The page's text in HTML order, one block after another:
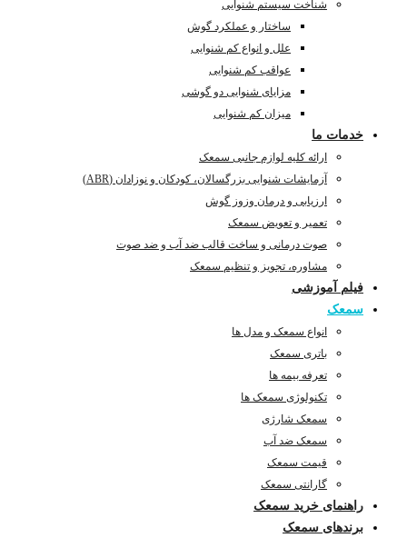
شناخت سیستم شنوایی
ساختار و عملکرد گوش
علل و انواع کم شنوایی
عواقب کم شنوایی
مزایای شنوایی دو گوشی
میزان کم شنوایی
خدمات ما
ارائه کلیه لوازم جانبی سمعک
آزمایشات شنوایی بزرگسالان، کودکان و نوزادان (ABR)
ارزیابی و درمان وزوز گوش
تعمیر و تعویض سمعک
صوت درمانی و ساخت قالب ضد آب و ضد صوت
مشاوره، تجویز و تنظیم سمعک
فیلم آموزشی
سمعک
انواع سمعک و مدل ها
باتری سمعک
تعرفه بیمه ها
تکنولوژی سمعک ها
سمعک شارژی
سمعک ضد آب
قیمت سمعک
گارانتی سمعک
راهنمای خرید سمعک
برندهای سمعک